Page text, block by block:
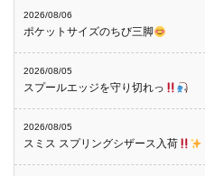
2026/08/06
ポケットサイズのちび三脚
2026/08/05
スプールエッジを守り切れっ
2026/08/05
スミス スプリングシザース入荷